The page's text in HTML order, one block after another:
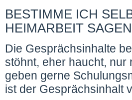
BESTIMME ICH
HEIMARBEIT
Die Gesprächsinhalte
stöhnt, eher haucht, nur
geben gerne
ist der Gesprächsinhalt